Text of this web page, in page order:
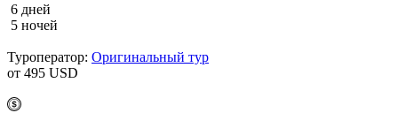
6 дней
5 ночей
Туроператор: Оригинальный тур
от 495 USD